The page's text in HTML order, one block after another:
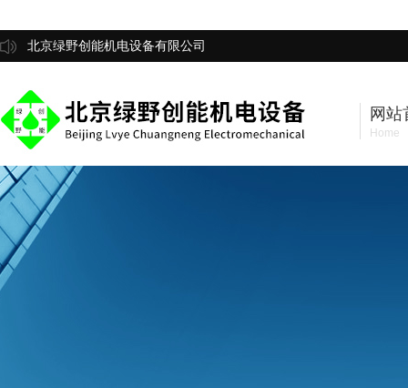
北京绿野创能机电设备有限公司
网站
Home